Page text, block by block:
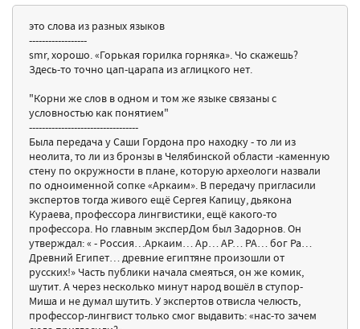
это слова из разных языков
------------------
smr, хорошо. «Горькая горилка горняка». Чо скажешь?
Здесь-то точно цап-царапа из аглицкого нет.
"Корни же слов в одном и том же языке связаны с
условностью как понятием"
----------------------------------
Была передача у Саши Гордона про находку - то ли из
неолита, то ли из бронзы в Челябинской области -каменную
стену по окружности в плане, которую археологи назвали
по одноименной сопке «Аркаим». В передачу пригласили
экспертов тогда живого ещё Сергея Капицу, дьякона
Кураева, профессора лингвистики, ещё какого-то
профессора. Но главным эксперДом был Задорнов. Он
утверждал: « - Россия…Аркаим… Ар… АР… РА… бог Ра…
Древний Египет… древние египтяне произошли от
русских!» Часть публики начала смеяться, он же комик,
шутит. А через несколько минут народ вошёл в ступор-
Миша и не думал шутить. У экспертов отвисла челюсть,
профессор-лингвист только смог выдавить: «нас-то зачем